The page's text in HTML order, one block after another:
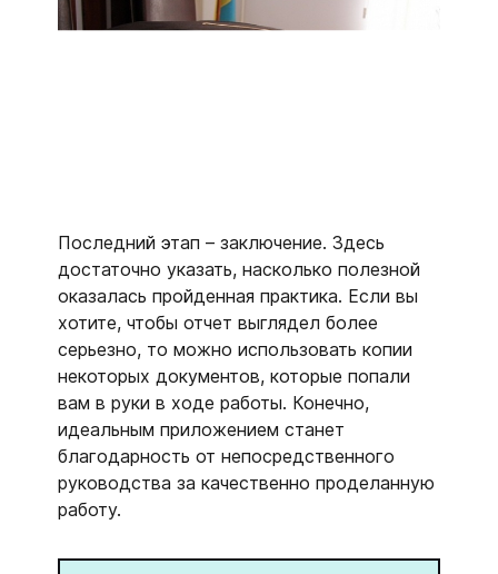
Последний этап – заключение. Здесь
достаточно указать, насколько полезной
оказалась пройденная практика. Если вы
хотите, чтобы отчет выглядел более
серьезно, то можно использовать копии
некоторых документов, которые попали
вам в руки в ходе работы. Конечно,
идеальным приложением станет
благодарность от непосредственного
руководства за качественно проделанную
работу.